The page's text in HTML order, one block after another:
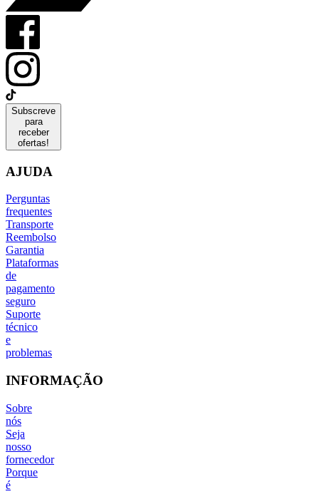
Subscreve
para
receber
ofertas!
AJUDA
Perguntas
frequentes
Transporte
Reembolso
Garantia
Plataformas
de
pagamento
seguro
Suporte
técnico
e
problemas
INFORMAÇÃO
Sobre
nós
Seja
nosso
fornecedor
Porque
é